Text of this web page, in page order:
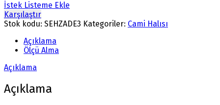
İstek Listeme Ekle
Karşılaştır
Stok kodu: SEHZADE3 Kategoriler: Cami Halısı
Açıklama
Ölçü Alma
Açıklama
Açıklama